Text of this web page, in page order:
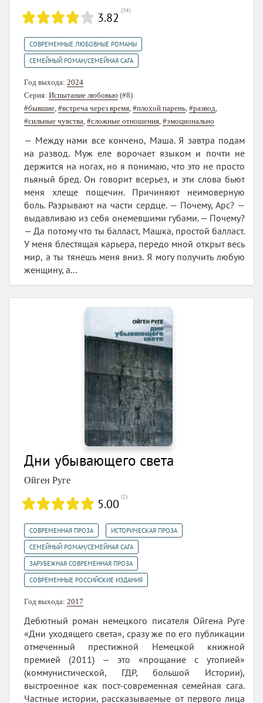
3.82 (34)
СОВРЕМЕННЫЕ ЛЮБОВНЫЕ РОМАНЫ
СЕМЕЙНЫЙ РОМАН/СЕМЕЙНАЯ САГА
Год выхода: 2024
Серия: Испытание любовью (#8)
#бывшие, #встреча через время, #плохой парень, #развод,
#сильные чувства, #сложные отношения, #эмоционально
— Между нами все кончено, Маша. Я завтра подам
на развод. Муж еле ворочает языком и почти не
держится на ногах, но я понимаю, что это не просто
пьяный бред. Он говорит всерьез, и эти слова бьют
меня хлеще пощечин. Причиняют неимоверную
боль. Разрывают на части сердце. — Почему, Арс? —
выдавливаю из себя онемевшими губами. — Почему?
— Да потому что ты балласт, Машка, простой балласт.
У меня блестящая карьера, передо мной открыт весь
мир, а ты тянешь меня вниз. Я могу получить любую
женщину, а...
Дни убывающего света
Ойген Руге
5.00 (2)
СОВРЕМЕННАЯ ПРОЗА ИСТОРИЧЕСКАЯ ПРОЗА
СЕМЕЙНЫЙ РОМАН/СЕМЕЙНАЯ САГА
ЗАРУБЕЖНАЯ СОВРЕМЕННАЯ ПРОЗА
СОВРЕМЕННЫЕ РОССИЙСКИЕ ИЗДАНИЯ
Год выхода: 2017
Дебютный роман немецкого писателя Ойгена Руге
«Дни уходящего света», сразу же по его публикации
отмеченный престижной Немецкой книжной
премией (2011) — это «прощание с утопией»
(коммунистической, ГДР, большой Истории),
выстроенное как пост-современная семейная сага.
Частные истории, рассказываемые от первого лица